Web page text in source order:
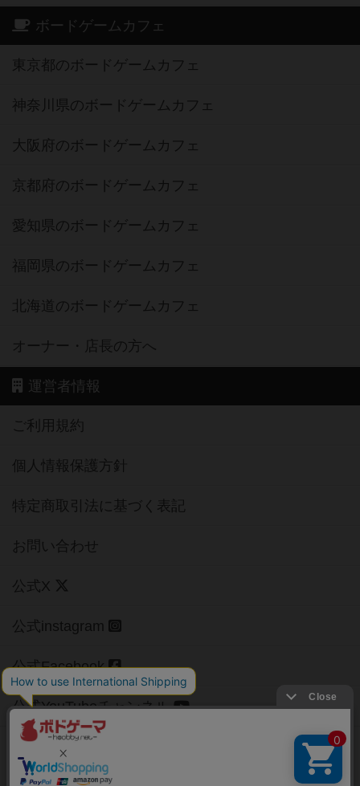
ボードゲームカフェ
東京都のボードゲームカフェ
神奈川県のボードゲームカフェ
大阪府のボードゲームカフェ
京都府のボードゲームカフェ
愛知県のボードゲームカフェ
福岡県のボードゲームカフェ
北海道のボードゲームカフェ
オーナー・店長の方へ
運営者情報
ご利用規約
個人情報保護方針
特定商取引法に基づく表記
お問い合わせ
公式X
公式instagram
公式Facebook
公式YouTubeチャンネル